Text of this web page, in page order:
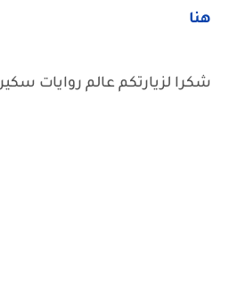
هنا
شكرا لزيارتكم عالم روايات